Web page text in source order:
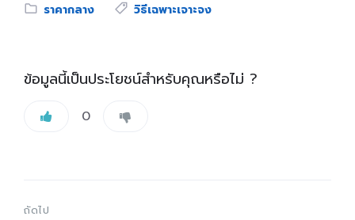
Category:
ราคากลาง Tags:
วิธีเฉพาะเจาะจง
ข้อมูลนี้เป็นประโยชน์สำหรับคุณหรือไม่ ?
0
ถัดไป